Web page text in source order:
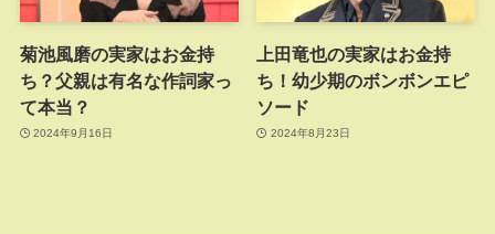
菊池風磨の実家はお金持
ち？父親は有名な作詞家っ
て本当？
2024年9月16日
上田竜也の実家はお金持
ち！幼少期のボンボンエピ
ソード
2024年8月23日